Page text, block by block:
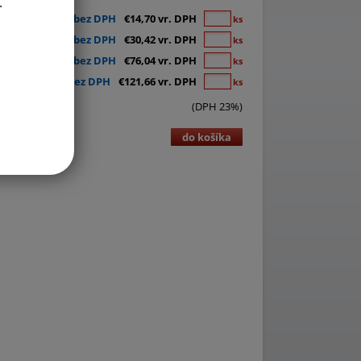
€11,95 bez DPH €14,70 vr. DPH ks
€24,73 bez DPH €30,42 vr. DPH ks
€61,82 bez DPH €76,04 vr. DPH ks
€98,91 bez DPH €121,66 vr. DPH ks
(DPH 23%)
do košíka